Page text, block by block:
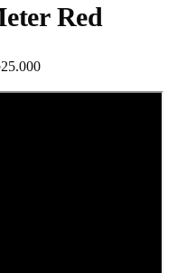
Red
25.000